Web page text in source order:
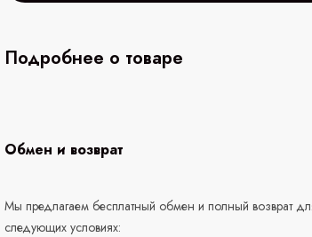
Подробнее о товаре
Обмен и возврат
Мы предлагаем бесплатный обмен и полный возврат
следующих условиях: